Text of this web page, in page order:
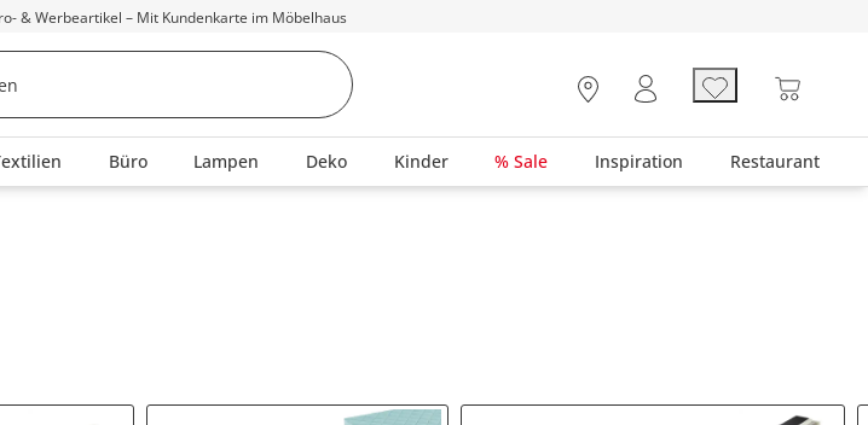
& Werbeartikel – Mit Kundenkarte im Möbelhaus
Büro Lampen Deko Kinder % Sale Inspiration Restaurant